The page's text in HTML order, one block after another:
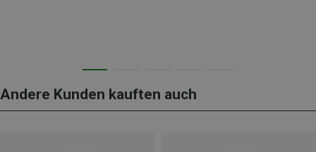
Andere Kunden kauften auch